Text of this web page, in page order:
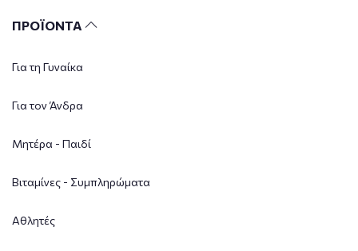
ΠΡΟΪΟΝΤΑ
Για τη Γυναίκα
Για τον Άνδρα
Μητέρα - Παιδί
Βιταμίνες - Συμπληρώματα
Αθλητές